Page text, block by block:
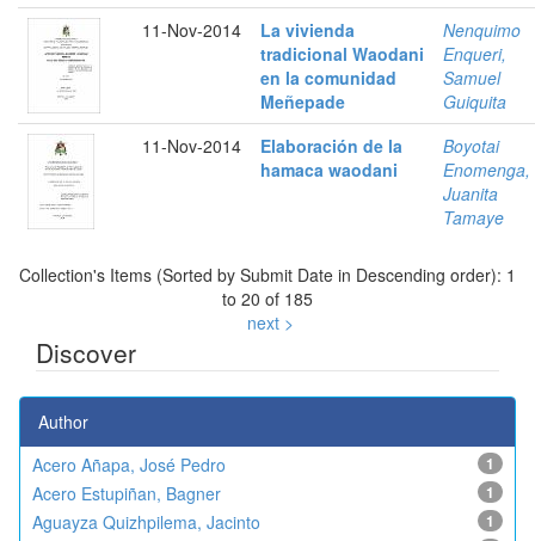
11-Nov-2014
La vivienda
tradicional Waodani
en la comunidad
Meñepade
Nenquimo
Enqueri,
Samuel
Guiquita
11-Nov-2014
Elaboración de la
hamaca waodani
Boyotai
Enomenga,
Juanita
Tamaye
Collection's Items (Sorted by Submit Date in Descending order): 1
to 20 of 185
next >
Discover
Author
1
Acero Añapa, José Pedro
1
Acero Estupiñan, Bagner
1
Aguayza Quizhpilema, Jacinto